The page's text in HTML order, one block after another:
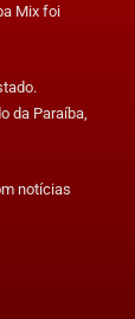
Mix foi
da Paraíba,
notícias